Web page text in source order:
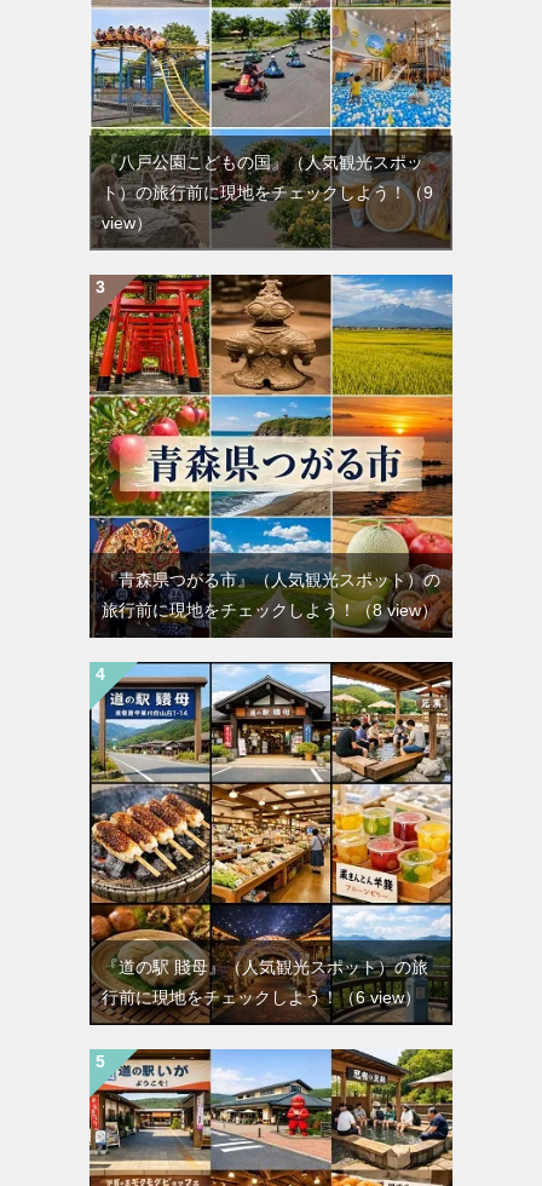
『八戸公園こどもの国』（人気観光スポッ
ト）の旅行前に現地をチェックしよう！（9
view）
『青森県つがる市』（人気観光スポット）の
旅行前に現地をチェックしよう！（8 view）
『道の駅 賤母』（人気観光スポット）の旅
行前に現地をチェックしよう！（6 view）